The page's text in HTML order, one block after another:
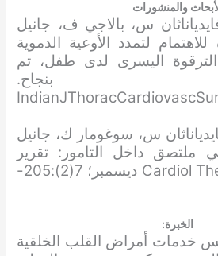
والمنشورات
س، بالاجي ف، جانيل
لتمدد الأوعية الدموية
اليسرى لدى طفل، تم
بنجاح.
س، سوغومار ك، جانيل
داخل التامور: تقرير
حالة. Cardiol Ther. 2018 ديسمبر؛ 7(2):205-
الخبرة:
خدمات أمراض القلب الخلقية